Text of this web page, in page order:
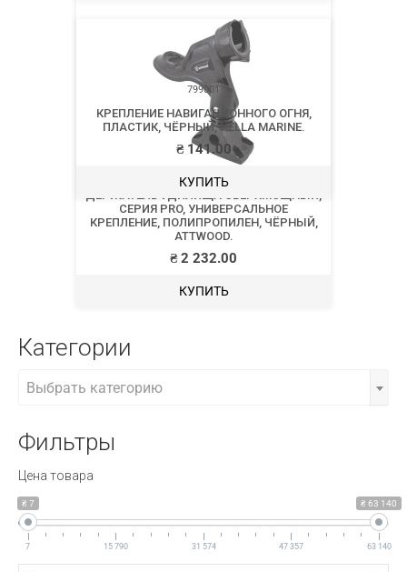
ДЕРЖАТЕЛЬ УДИЛИЩА СВЕРХМОЩНЫЙ,
СЕРИЯ PRO, УНИВЕРСАЛЬНОЕ
КРЕПЛЕНИЕ, ПОЛИПРОПИЛЕН, ЧЁРНЫЙ,
ATTWOOD.
₴2 232.00
КУПИТЬ
Категории
Выбрать категорию
Фильтры
Цена товара
₴ 7 ₴ 63 140
7 15 790 31 574 47 357 63 140